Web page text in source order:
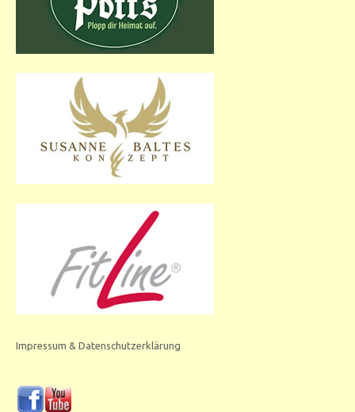
Impressum & Datenschutzerklärung